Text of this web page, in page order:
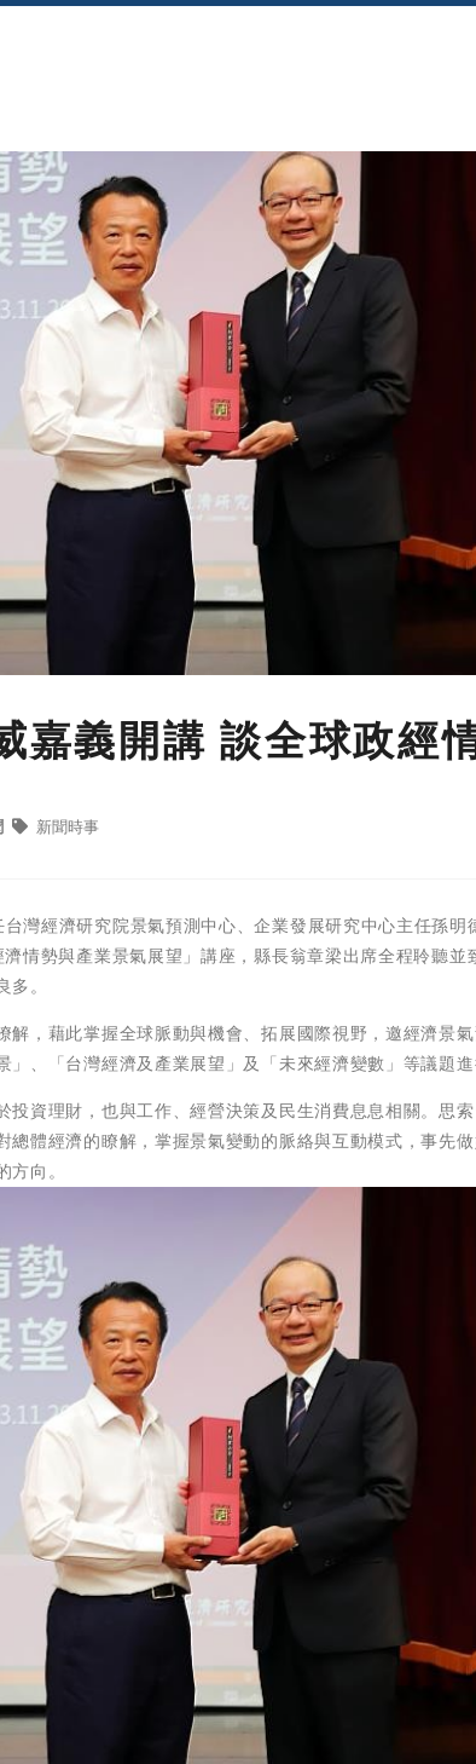
嘉義開講 談全球政經
新聞時事
灣經濟研究院景氣預測中心、企業發展研究中心主任孫明
情勢與產業景氣展望」講座，縣長翁章梁出席全程聆聽並
。
解，藉此掌握全球脈動與機會、拓展國際視野，邀經濟景
、「台灣經濟及產業展望」及「未來經濟變數」等議題進
資理財，也與工作、經營決策及民生消費息息相關。思
體經濟的瞭解，掌握景氣變動的脈絡與互動模式，事先
向。